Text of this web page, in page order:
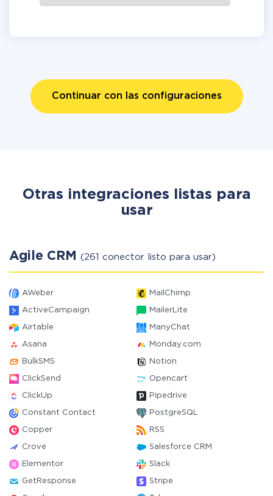
Continuar con las configuraciones
Otras integraciones listas para
usar
Agile CRM (261 conector listo para usar)
AWeber MailChimp
ActiveCampaign MailerLite
Airtable ManyChat
Asana Monday.com
BulkSMS Notion
ClickSend Opencart
ClickUp Pipedrive
Constant Contact PostgreSQL
Copper RSS
Crove Salesforce CRM
Elementor Slack
GetResponse Stripe